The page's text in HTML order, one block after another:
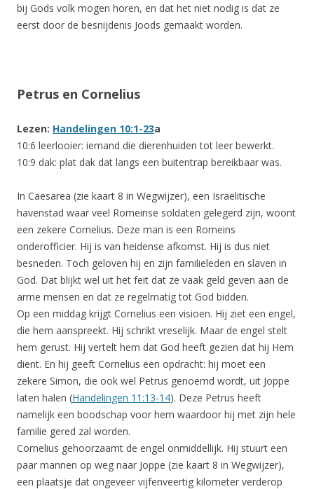
bij Gods volk mogen horen, en dat het niet nodig is dat ze
eerst door de besnijdenis Joods gemaakt worden.
Petrus en Cornelius
Lezen: Handelingen 10:1-23a
10:6 leerlooier: iemand die dierenhuiden tot leer bewerkt.
10:9 dak: plat dak dat langs een buitentrap bereikbaar was.
In Caesarea (zie kaart 8 in Wegwijzer), een Israëlitische
havenstad waar veel Romeinse soldaten gelegerd zijn, woont
een zekere Cornelius. Deze man is een Romeins
onderofficier. Hij is van heidense afkomst. Hij is dus niet
besneden. Toch geloven hij en zijn familieleden en slaven in
God. Dat blijkt wel uit het feit dat ze vaak geld geven aan de
arme mensen en dat ze regelmatig tot God bidden.
Op een middag krijgt Cornelius een visioen. Hij ziet een engel,
die hem aanspreekt. Hij schrikt vreselijk. Maar de engel stelt
hem gerust. Hij vertelt hem dat God heeft gezien dat hij Hem
dient. En hij geeft Cornelius een opdracht: hij moet een
zekere Simon, die ook wel Petrus genoemd wordt, uit Joppe
laten halen (Handelingen 11:13-14). Deze Petrus heeft
namelijk een boodschap voor hem waardoor hij met zijn hele
familie gered zal worden.
Cornelius gehoorzaamt de engel onmiddellijk. Hij stuurt een
paar mannen op weg naar Joppe (zie kaart 8 in Wegwijzer),
een plaatsje dat ongeveer vijfenveertig kilometer verderop